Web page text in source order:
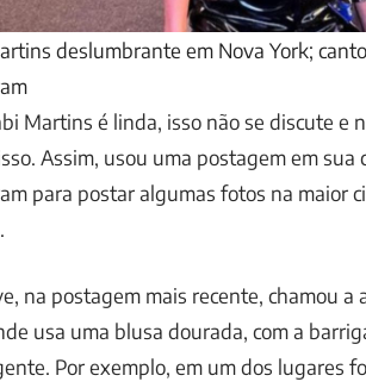
deslumbrante em Nova York;
Martins é linda, isso não se discute e
Assim, usou uma postagem em sua
para postar algumas fotos na maior
na postagem mais recente, chamou a
usa uma blusa dourada, com a
Por exemplo, em um dos lugares